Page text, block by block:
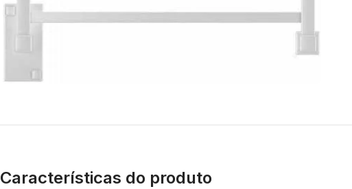
Características do produto